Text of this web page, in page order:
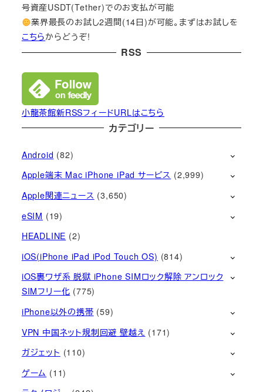
号資産USDT(Tether)でのお支払が可能
業界最長のお試し2週間(14日)が可能。まずはお試しを
こちらからどうぞ!
RSS
小龍茶館新RSSフィードURLはこちら
カテゴリー
Android (82)
Apple端末 Mac iPhone iPad サービス (2,999)
Apple関連ニュース (3,650)
eSIM (19)
HEADLINE (2)
iOS(iPhone iPad iPod Touch OS) (814)
iOS裏ワザ系 脱獄 iPhone SIMロック解除 アンロック
SIMフリー化 (775)
iPhone以外の携帯 (59)
VPN 中国ネット規制回避 壁越え (171)
ガジェット (110)
ゲーム (11)